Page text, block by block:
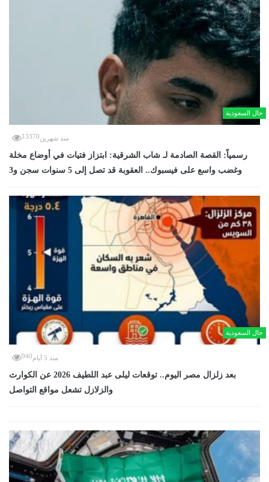
حال السعودية
منذ شهرين13370
رسمياً: القصة الصادمة لـ شاب الشرقية: ابتزاز فتيات في أوضاع مخلة
وغضب واسع على فيسبوك.. العقوبة قد تصل إلى 5 سنوات سجن و3
حال السعودية
منذ 5 أيام 940
بعد زلزال مصر اليوم.. توقعات ليلى عبد اللطيف 2026 عن الكوارث
والزلازل تشعل مواقع التواصل